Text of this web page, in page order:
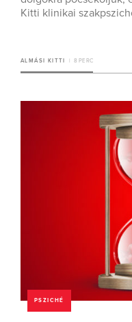
Kitti klinikai
ALMÁSI KITTI 8 PERC
PSZICHÉ